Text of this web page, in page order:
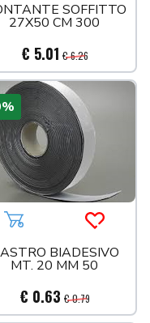
SOFFITTO
27X50 CM 300
€ 5.01 € 6.26
Aggiungi al carrello
BIADESIVO
MT. 20 MM 50
€ 0.63 € 0.79